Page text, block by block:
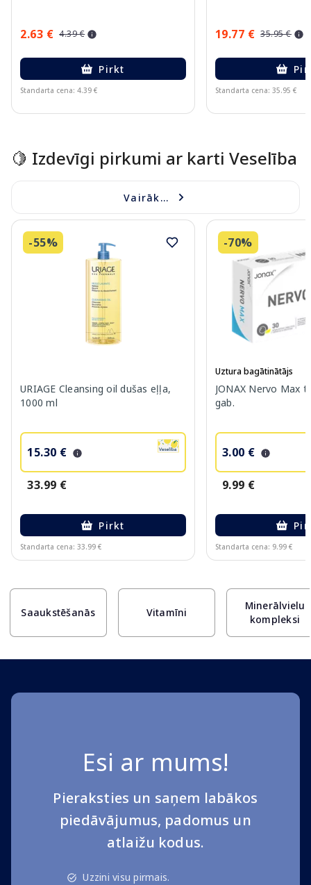
2.63 € 4.39 €
Pirkt
Standarta cena: 4.39 €
19.77 € 35.95 €
Standarta cena: 35.95 €
🍋 Izdevīgi pirkumi ar karti Veselība
Vairāk...
-55%
URIAGE Cleansing oil dušas eļļa,
1000 ml
15.30 €
33.99 €
Pirkt
Standarta cena: 33.99 €
-70%
Uztura bagātinātājs
JONAX Nervo Max
gab.
3.00 €
9.99 €
Standarta cena: 9.99 €
Saaukstēšanās Vitamīni
Minerālvielu
kompleksi
Esi ar mums!
Pieraksties un saņem labākos
piedāvājumus, padomus un
atlaižu kodus.
Uzzini visu pirmais.